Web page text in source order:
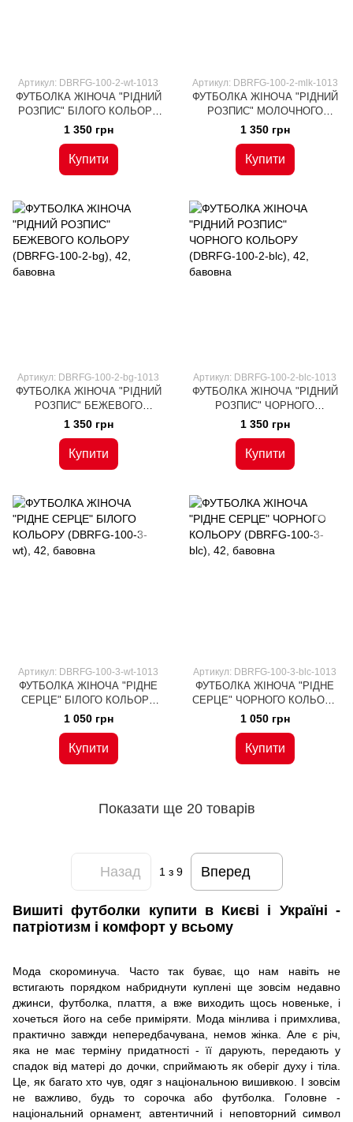
Артикул: DBRFG-100-2-wt-1013
ФУТБОЛКА ЖІНОЧА "РІДНИЙ
РОЗПИС" БІЛОГО КОЛЬОРУ
(DBRFG-100-2-wt), 42, бавовна
1 350 грн
Купити
Артикул: DBRFG-100-2-mlk-1013
ФУТБОЛКА ЖІНОЧА "РІДНИЙ
РОЗПИС" МОЛОЧНОГО
КОЛЬОРУ (DBRFG-100-2-mlk),
42, бавовна
1 350 грн
Купити
Артикул: DBRFG-100-2-bg-1013
ФУТБОЛКА ЖІНОЧА "РІДНИЙ
РОЗПИС" БЕЖЕВОГО
КОЛЬОРУ (DBRFG-100-2-bg),
42, бавовна
1 350 грн
Купити
Артикул: DBRFG-100-2-blc-1013
ФУТБОЛКА ЖІНОЧА "РІДНИЙ
РОЗПИС" ЧОРНОГО
КОЛЬОРУ (DBRFG-100-2-blc),
42, бавовна
1 350 грн
Купити
Артикул: DBRFG-100-3-wt-1013
ФУТБОЛКА ЖІНОЧА "РІДНЕ
СЕРЦЕ" БІЛОГО КОЛЬОРУ
(DBRFG-100-3-wt), 42, бавовна
1 050 грн
Купити
Артикул: DBRFG-100-3-blc-1013
ФУТБОЛКА ЖІНОЧА "РІДНЕ
СЕРЦЕ" ЧОРНОГО КОЛЬОРУ
(DBRFG-100-3-blc), 42, бавовна
1 050 грн
Купити
Показати ще 20 товарів
Назад 1 з 9 Вперед
Вишиті футболки купити в Києві і Україні -
патріотизм і комфорт у всьому
Мода скороминуча. Часто так буває, що нам навіть не
встигають порядком набриднути куплені ще зовсім недавно
джинси, футболка, плаття, а вже виходить щось новеньке, і
хочеться його на себе приміряти. Мода мінлива і примхлива,
практично завжди непередбачувана, немов жінка. Але є річ,
яка не має терміну придатності - її дарують, передають у
спадок від матері до дочки, сприймають як оберіг духу і тіла.
Це, як багато хто чув, одяг з національною вишивкою. І зовсім
не важливо, будь то сорочка або футболка. Головне -
національний орнамент, автентичний і неповторний символ